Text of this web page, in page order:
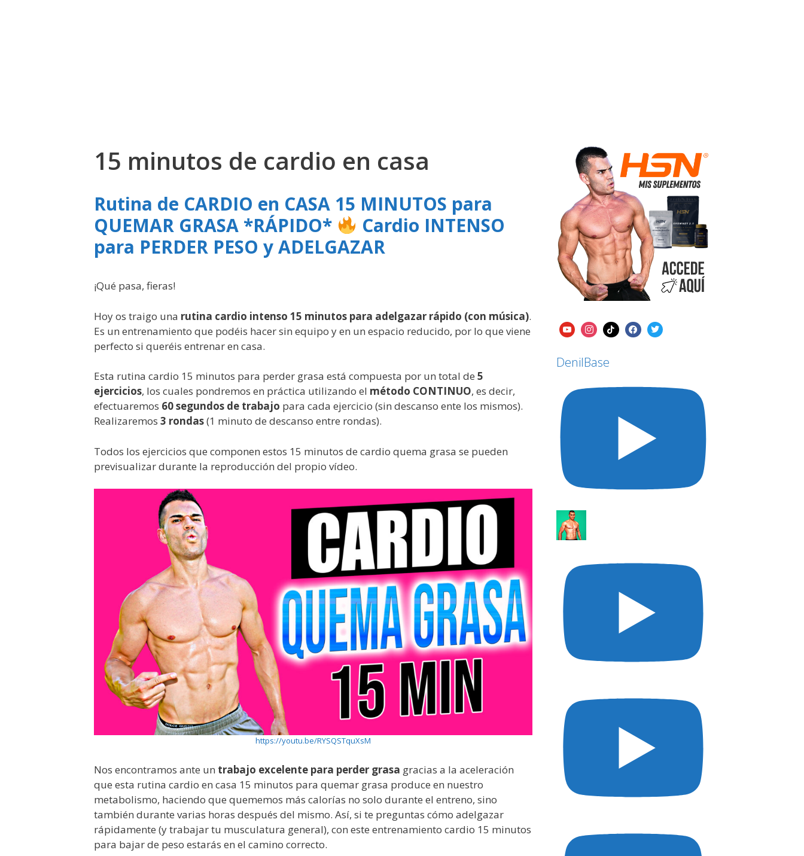
15 minutos de cardio en casa
Rutina de CARDIO en CASA 15 MINUTOS para
QUEMAR GRASA *RÁPIDO*
Cardio INTENSO
para PERDER PESO y ADELGAZAR
¡Qué pasa, fieras!
Hoy os traigo una rutina cardio intenso 15 minutos para adelgazar rápido (con música).
Es un entrenamiento que podéis hacer sin equipo y en un espacio reducido, por lo que viene
perfecto si queréis entrenar en casa.
Esta rutina cardio 15 minutos para perder grasa está compuesta por un total de 5
ejercicios, los cuales pondremos en práctica utilizando el método CONTINUO, es decir,
efectuaremos 60 segundos de trabajo para cada ejercicio (sin descanso ente los mismos).
Realizaremos 3 rondas(1 minuto de descanso entre rondas).
Todos los ejercicios que componen estos 15 minutos de cardio quema grasa se pueden
previsualizar durante la reproducción del propio vídeo.
https://youtu.be/RYSQSTquXsM
Nos encontramos ante un trabajo excelente para perder grasa gracias a la aceleración
que esta rutina cardio en casa 15 minutos para quemar grasa produce en nuestro
metabolismo, haciendo que quememos más calorías no solo durante el entreno, sino
también durante varias horas después del mismo. Así, si te preguntas cómo adelgazar
rápidamente (y trabajar tu musculatura general), con este entrenamiento cardio 15 minutos
para bajar de peso estarás en el camino correcto.
DenilBase